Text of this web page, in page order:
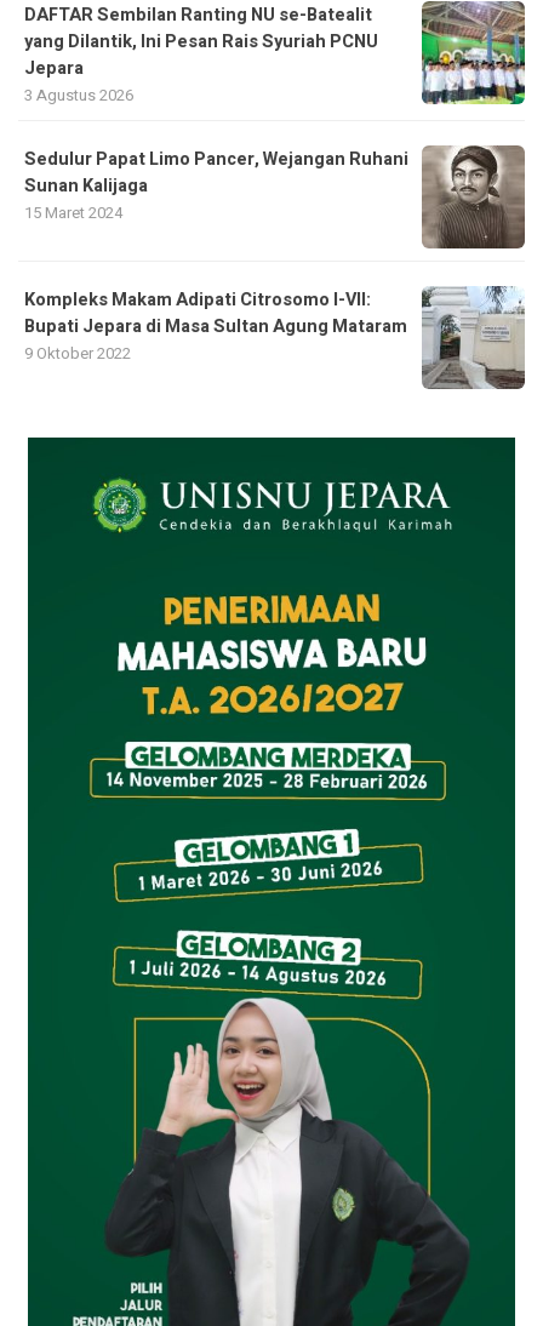
DAFTAR Sembilan Ranting NU se-Batealit
yang Dilantik, Ini Pesan Rais Syuriah PCNU
Jepara
3 Agustus 2026
Sedulur Papat Limo Pancer, Wejangan Ruhani
Sunan Kalijaga
15 Maret 2024
Kompleks Makam Adipati Citrosomo I-VII:
Bupati Jepara di Masa Sultan Agung Mataram
9 Oktober 2022